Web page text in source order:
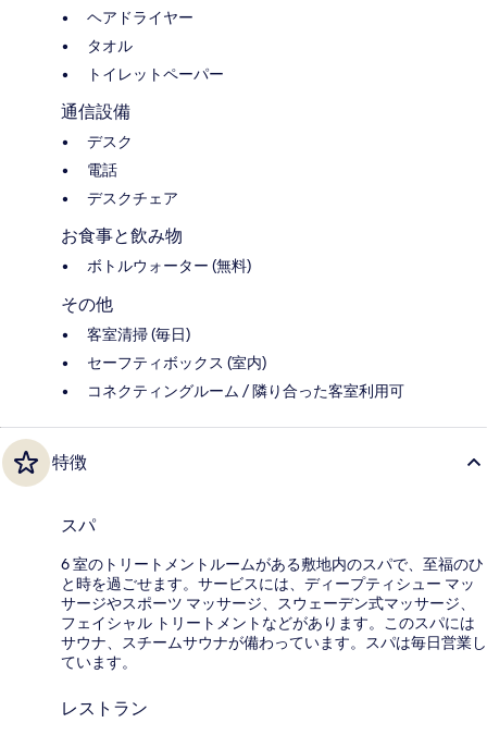
ヘアドライヤー
タオル
トイレットペーパー
通信設備
デスク
電話
デスクチェア
お食事と飲み物
ボトルウォーター (無料)
その他
客室清掃 (毎日)
セーフティボックス (室内)
コネクティングルーム / 隣り合った客室利用可
特徴
スパ
6 室のトリートメントルームがある敷地内のスパで、至福のひ
と時を過ごせます。サービスには、ディープティシュー マッ
サージやスポーツ マッサージ、スウェーデン式マッサージ、
フェイシャル トリートメントなどがあります。このスパには
サウナ、スチームサウナが備わっています。スパは毎日営業し
ています。
レストラン